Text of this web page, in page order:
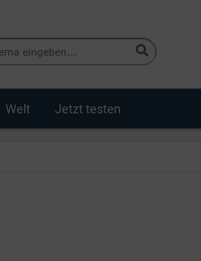
Welt Jetzt testen